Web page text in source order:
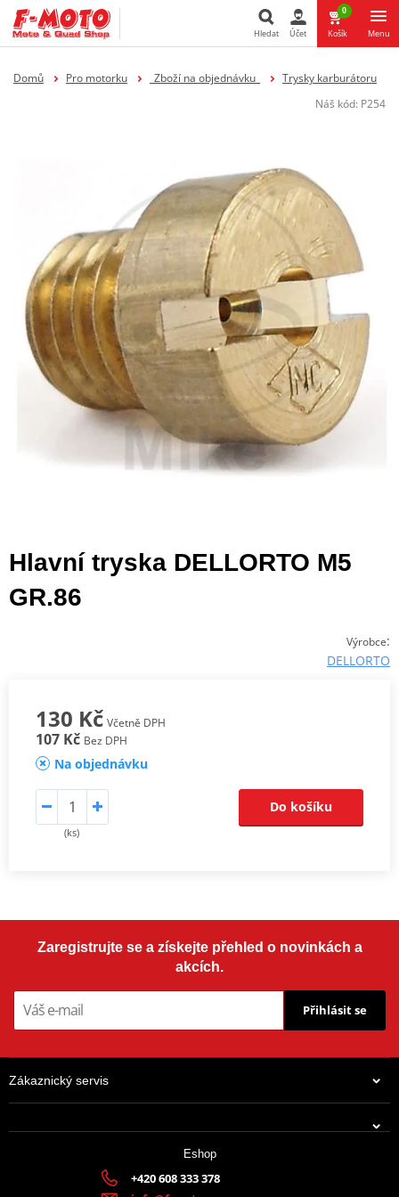
Hledat
Hledat Účet
0
Košík Menu
Domů Pro motorku _Zboží na objednávku_
Trysky karburátoru
Náš kód: P254
Hlavní tryska DELLORTO M5
GR.86
Výrobce:
DELLORTO
130 Kč Včetně DPH
107 Kč Bez DPH
Na objednávku
(ks)
Do košíku
Zaregistrujte se a získejte přehled o novinkách a
akcích.
Přihlásit se
Zákaznický servis
Eshop
+420 608 333 378